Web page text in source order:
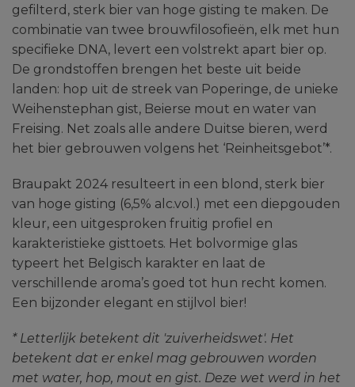
gefilterd, sterk bier van hoge gisting te maken. De
combinatie van twee brouwfilosofieën, elk met hun
specifieke DNA, levert een volstrekt apart bier op.
De grondstoffen brengen het beste uit beide
landen: hop uit de streek van Poperinge, de unieke
Weihenstephan gist, Beierse mout en water van
Freising. Net zoals alle andere Duitse bieren, werd
het bier gebrouwen volgens het ‘Reinheitsgebot’*.
Braupakt 2024 resulteert in een blond, sterk bier
van hoge gisting (6,5% alc.vol.) met een diepgouden
kleur, een uitgesproken fruitig profiel en
karakteristieke gisttoets. Het bolvormige glas
typeert het Belgisch karakter en laat de
verschillende aroma’s goed tot hun recht komen.
Een bijzonder elegant en stijlvol bier!
* Letterlijk betekent dit 'zuiverheidswet'. Het
betekent dat er enkel mag gebrouwen worden
met water, hop, mout en gist. Deze wet werd in het